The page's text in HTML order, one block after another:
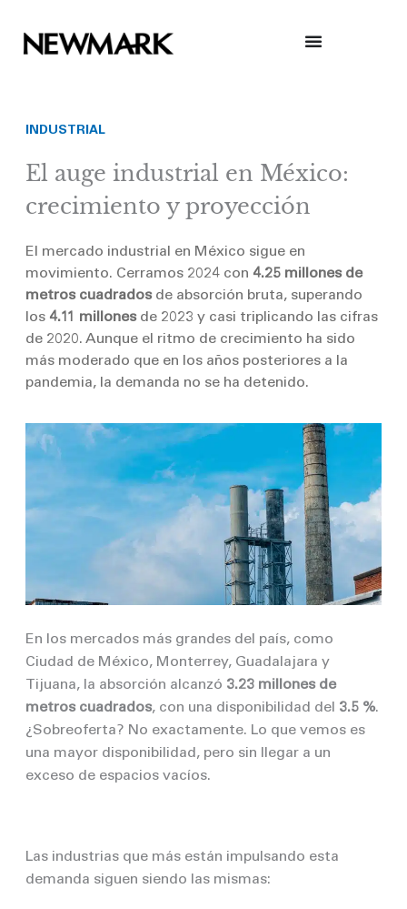
content
INDUSTRIAL
El auge industrial en México:
crecimiento y proyección
El mercado industrial en México sigue en
movimiento. Cerramos 2024 con 4.25 millones de
metros cuadradosde absorción bruta, superando
los 4.11 millonesde 2023 y casi triplicando las cifras
de 2020. Aunque el ritmo de crecimiento ha sido
más moderado que en los años posteriores a la
pandemia, la demanda no se ha detenido.
En los mercados más grandes del país, como
Ciudad de México, Monterrey, Guadalajara y
Tijuana, la absorción alcanzó 3.23 millones de
metros cuadrados, con una disponibilidad del 3.5 %.
¿Sobreoferta? No exactamente. Lo que vemos es
una mayor disponibilidad, pero sin llegar a un
exceso de espacios vacíos.
Las industrias que más están impulsando esta
demanda siguen siendo las mismas: